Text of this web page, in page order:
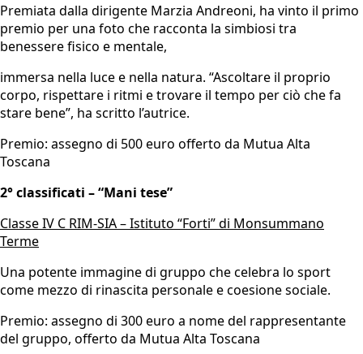
Premiata dalla dirigente Marzia Andreoni, ha vinto il primo
premio per una foto che racconta la simbiosi tra
benessere fisico e mentale,
immersa nella luce e nella natura. “Ascoltare il proprio
corpo, rispettare i ritmi e trovare il tempo per ciò che fa
stare bene”, ha scritto l’autrice.
Premio: assegno di 500 euro offerto da Mutua Alta
Toscana
2° classificati – “Mani tese”
Classe IV C RIM-SIA – Istituto “Forti” di Monsummano
Terme
Una potente immagine di gruppo che celebra lo sport
come mezzo di rinascita personale e coesione sociale.
Premio: assegno di 300 euro a nome del rappresentante
del gruppo, offerto da Mutua Alta Toscana